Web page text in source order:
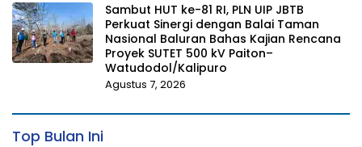
Sambut HUT ke-81 RI, PLN UIP JBTB
Perkuat Sinergi dengan Balai Taman
Nasional Baluran Bahas Kajian Rencana
Proyek SUTET 500 kV Paiton–
Watudodol/Kalipuro
Agustus 7, 2026
Top Bulan Ini